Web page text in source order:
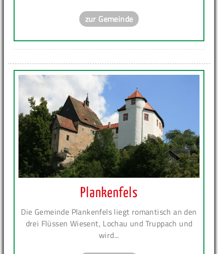
zur Gemeinde
Plankenfels
Die Gemeinde Plankenfels liegt romantisch an den
drei Flüssen Wiesent, Lochau und Truppach und
wird...